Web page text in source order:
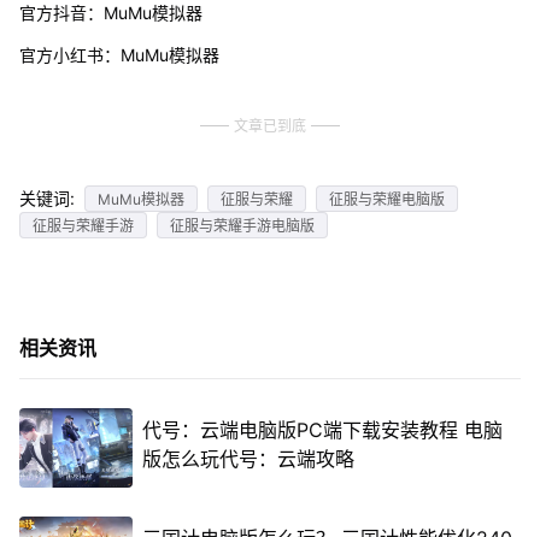
官方抖音：MuMu模拟器
官方小红书：MuMu模拟器
文章已到底
关键词: MuMu模拟器 征服与荣耀
征服与荣耀电脑版
征服与荣耀手游
征服与荣耀手游电脑版
相关资讯
代号：云端电脑版PC端下载安装教程 电脑
版怎么玩代号：云端攻略